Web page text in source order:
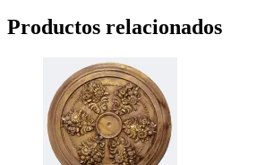
Productos relacionados